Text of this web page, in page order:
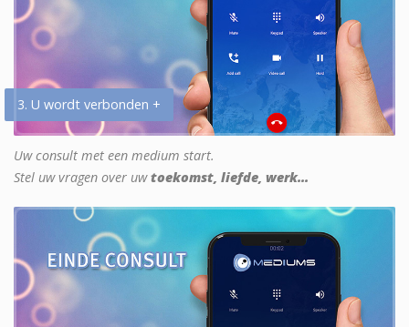
3. U wordt verbonden +
Uw consult met een medium start.
Stel uw vragen over uwtoekomst, liefde, werk...